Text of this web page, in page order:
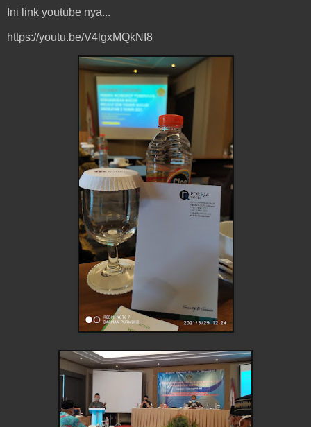
Ini link youtube nya...
https://youtu.be/V4lgxMQkNI8